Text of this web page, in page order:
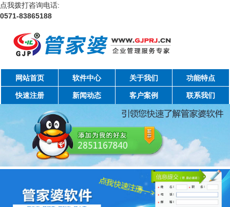
点我拨打咨询电话:
0571-83865188
网站首页 软件中心 关于我们 功能特点
快速注册 新闻动态 客户案例 联系我们